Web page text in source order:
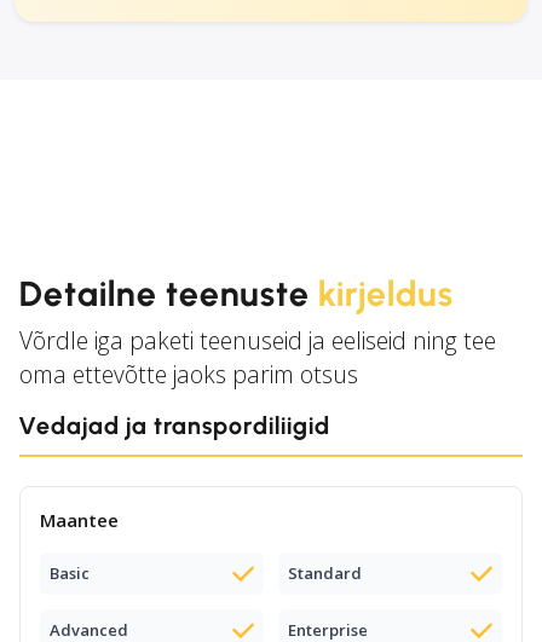
Detailne teenuste kirjeldus
Võrdle iga paketi teenuseid ja eeliseid ning tee
oma ettevõtte jaoks parim otsus
Vedajad ja transpordiliigid
Maantee
Basic Standard
Advanced Enterprise